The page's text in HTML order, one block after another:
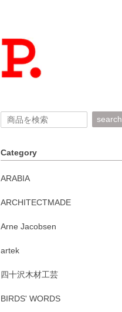
search
Category
ARABIA
ARCHITECTMADE
Arne Jacobsen
artek
四十沢木材工芸
BIRDS' WORDS